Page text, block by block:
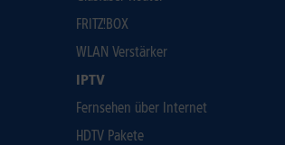
FRITZ!BOX
WLAN Verstärker
IPTV
Fernsehen über Internet
HDTV Pakete